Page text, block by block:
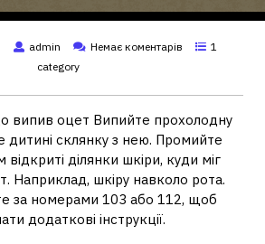
admin Немає коментарів
1
category
випив оцет Випийте прохолодну
дитині склянку з нею. Промийте
ділянки шкіри, куди міг
Наприклад, шкіру навколо рота.
за номерами 103 або 112, щоб
додаткові інструкції.